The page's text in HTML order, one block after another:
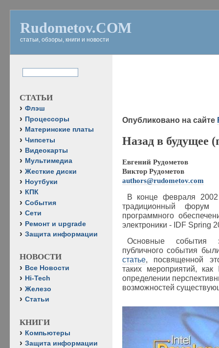
Rudometov.COM
статьи, обзоры, книги и новости
Опубликовано на сайте
Назад в будущее
Евгений Рудометов
Виктор Рудометов
authors@rudometov.com
В конце февраля
традиционный форум
программного
электроники - IDF Spring
Основные события
публичного события
статье, посвященной
таких мероприятий,
определении
возможностей
СТАТЬИ
Флэш
Процессоры
Материнские платы
Чипсеты
Видеокарты
Мультимедиа
Жесткие диски
Ноутбуки
КПК
События
Сети
Ремонт и upgrade
Защита информации
НОВОСТИ
Все Новости
Hi-Tech
Железо
Статьи
КНИГИ
Компьютеры
Защита информации